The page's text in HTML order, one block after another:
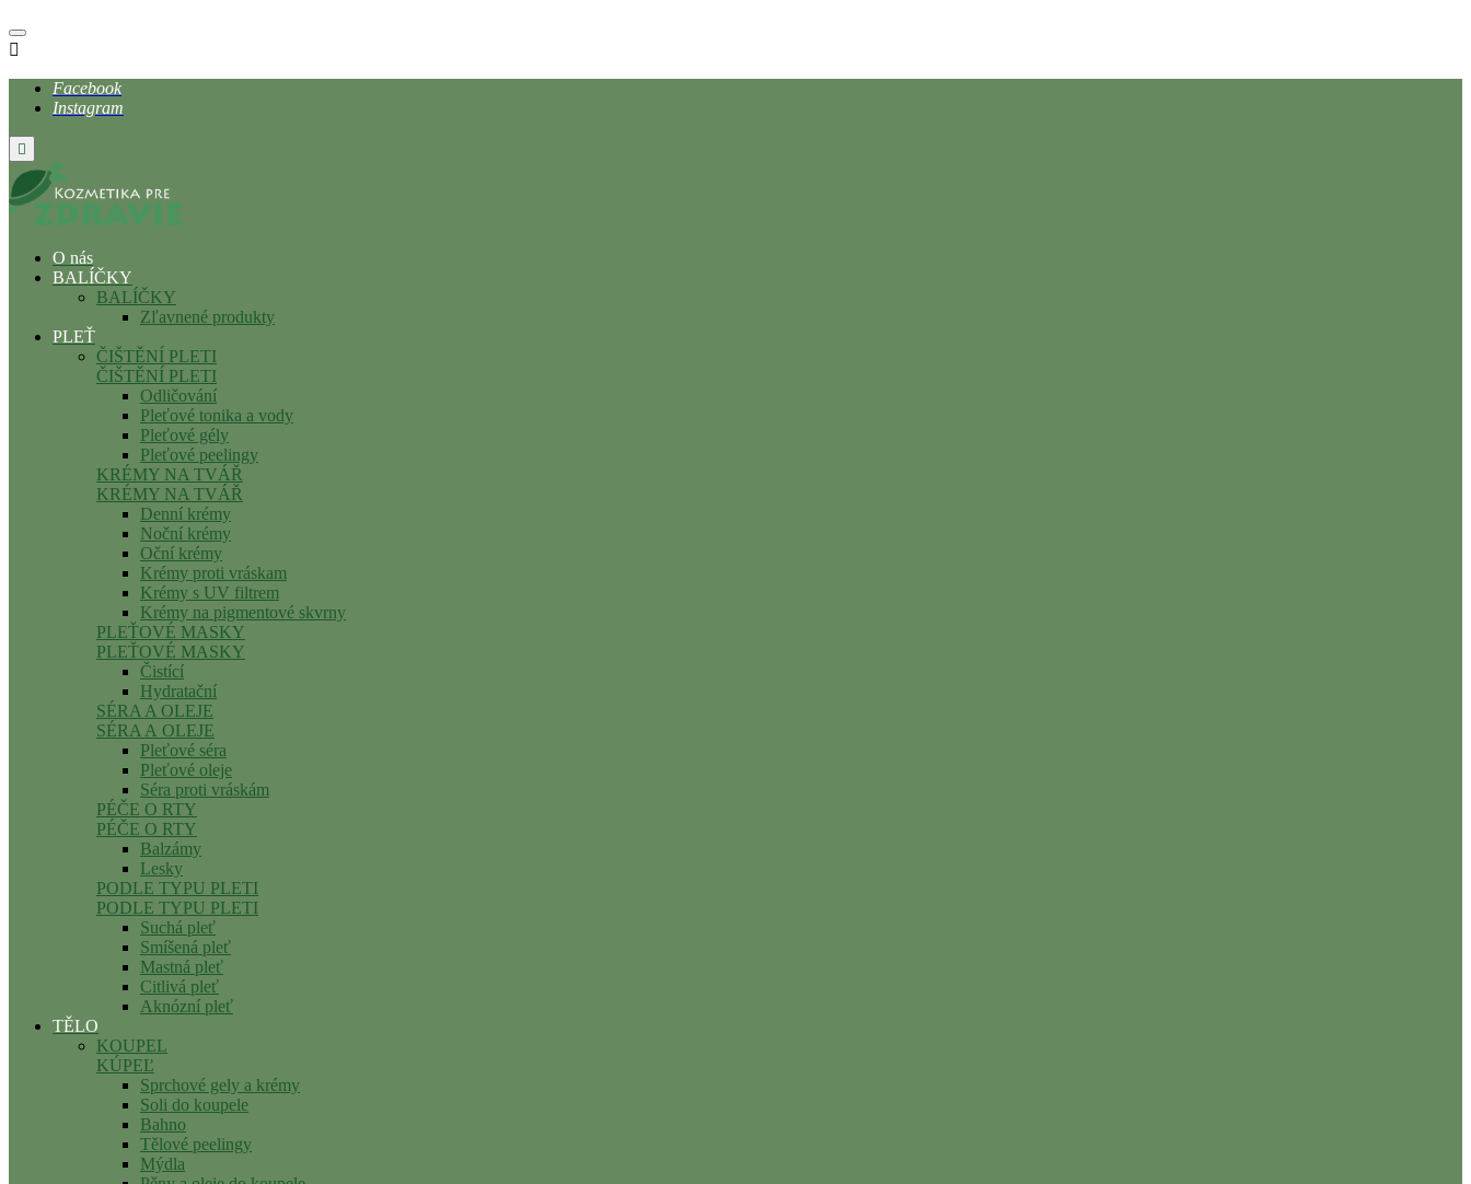

Facebook
Instagram

O nás
BALÍČKY
BALÍČKY
Zľavnené produkty
PLEŤ
ČIŠTĚNÍ PLETI
ČIŠTĚNÍ PLETI
Odličování
Pleťové tonika a vody
Pleťové gély
Pleťové peelingy
KRÉMY NA TVÁŘ
KRÉMY NA TVÁŘ
Denní krémy
Noční krémy
Oční krémy
Krémy proti vráskam
Krémy s UV filtrem
Krémy na pigmentové skvrny
PLEŤOVÉ MASKY
PLEŤOVÉ MASKY
Čistící
Hydratační
SÉRA A OLEJE
SÉRA A OLEJE
Pleťové séra
Pleťové oleje
Séra proti vráskám
PÉČE O RTY
PÉČE O RTY
Balzámy
Lesky
PODLE TYPU PLETI
PODLE TYPU PLETI
Suchá pleť
Smíšená pleť
Mastná pleť
Citlivá pleť
Aknózní pleť
TĚLO
KOUPEL
KÚPEĽ
Sprchové gely a krémy
Soli do koupele
Bahno
Tělové peelingy
Mýdla